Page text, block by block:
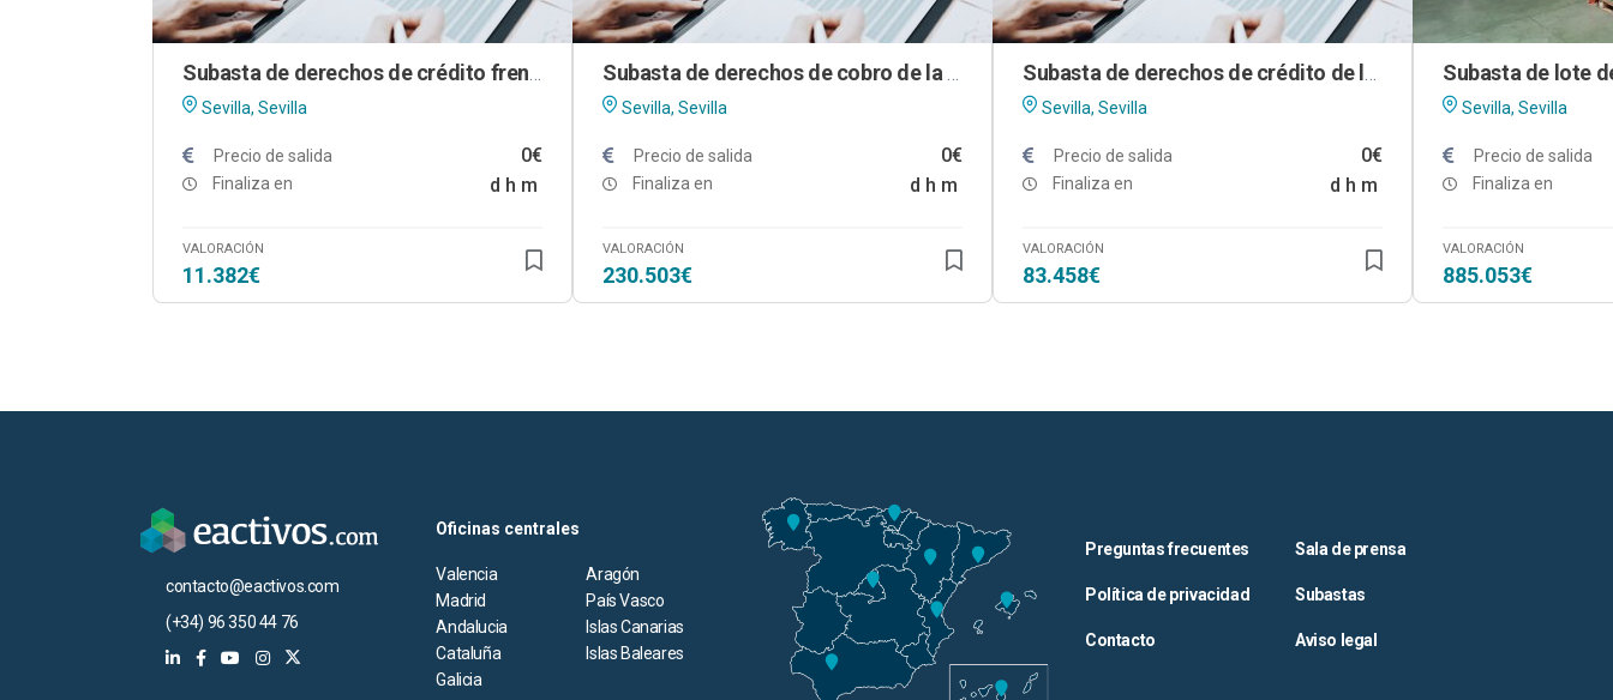
Subasta de derechos de crédito frente a la mercantil IMASA, S.L.
Sevilla, Sevilla
Precio de salida 0€
Finaliza en d h m
VALORACIÓN
11.382€
Subasta de derechos de cobro de la mercantil CÁTERING Y COCEDERO SANTA LUCÍA, S.L.
Sevilla, Sevilla
Precio de salida 0€
Finaliza en d h m
VALORACIÓN
230.503€
Subasta de derechos de crédito de la mercantil LA MAR DE GAMBAS, S.L.
Sevilla, Sevilla
Precio de salida 0€
Finaliza en d h m
VALORACIÓN
83.458€
Sevilla, Sevilla
Precio de salida
Finaliza en
VALORACIÓN
885.053€
contacto@eactivos.com
(+34) 96 350 44 76
Oficinas centrales
Valencia
Aragón
Madrid
País Vasco
Andalucia
Islas Canarias
Cataluña
Islas Baleares
Galicia
Preguntas frecuentes Sala de prensa
Política de privacidad Subastas
Contacto Aviso legal